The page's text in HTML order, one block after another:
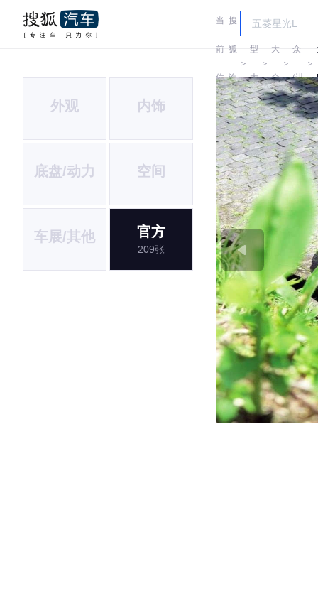
当
前
位
置:
搜
狐
汽
车
＞
车
型
大
全
＞
大
众
＞
大
众
(进
口)
＞
外观 内饰
底盘/动力 空间
车展/其他 官方
209张